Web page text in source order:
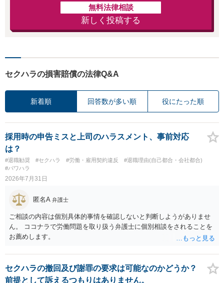
無料法律相談
新しく投稿する
セクハラの損害賠償の法律Q&A
新着順 回答数が多い順 役にたった順
採用時の申告ミスと上司のハラスメント、事前対応
は？
#退職勧奨 #セクハラ #労働・雇用契約違反
#退職理由(自己都合・会社都合)
#パワハラ
2026年7月31日
匿名A 弁護士
ご相談の内容は個別具体的事情を確認しないと判断しようがありませ
ん。 ココナラで労働問題を取り扱う弁護士に個別相談をされることを
お薦めします。
セクハラの撤回及び謝罪の要求は可能なのかどうか？
前提として訴えるつもりはありません。